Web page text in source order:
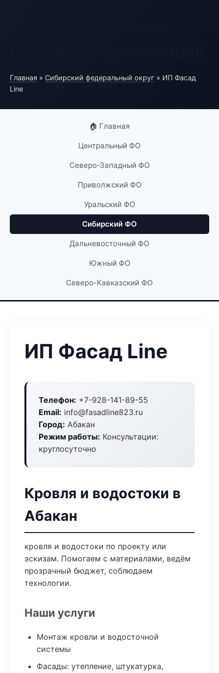
Главная » Сибирский федеральный округ » ИП Фасад
Line
🏠 Главная
Центральный ФО
Северо-Западный ФО
Приволжский ФО
Уральский ФО
Сибирский ФО
Дальневосточный ФО
Южный ФО
Северо-Кавказский ФО
ИП Фасад Line
Телефон: +7-928-141-89-55
Email: info@fasadline823.ru
Город: Абакан
Режим работы: Консультации:
круглосуточно
Кровля и водостоки в
Абакан
кровля и водостоки по проекту или
эскизам. Помогаем с материалами, ведём
прозрачный бюджет, соблюдаем
технологии.
Наши услуги
Монтаж кровли и водосточной
системы
Фасады: утепление, штукатурка,